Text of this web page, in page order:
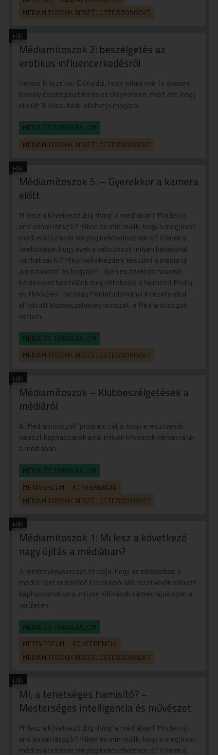
MÉDIAMÍTOSZOK BESZÉLGETÉSSOROZAT
HÍR
Médiamítoszok 2: beszélgetés az
erotikus influencerkedésről
Hevesi Krisztina: Előfordul, hogy valaki már 14 évesen
komoly összegeket keres az OnlyFansen, mert azt, hogy
elmúlt 18 éves, bárki állíthatja magáról.
MÉDIA ÉS TÁRSADALOM
MÉDIAMÍTOSZOK BESZÉLGETÉSSOROZAT
HÍR
Médiamítoszok 5. – Gyerekkor a kamera
előtt
Mi lesz a következő „big thing” a médiában? Minden új,
ami annak látszik? Kiken és min múlik, hogy a megjósolt
médiaváltozások tényleg bekövetkeznek-e? Kiknek a
felelőssége, hogy ezek a változások milyen hatásokat
válthatnak ki? Mikor kell elkezdeni készülni a média új
„korszakaira” és hogyan? – Ilyen és ezekhez hasonló
kérdéseket beszélünk meg kötetlenül a Nemzeti Média-
és Hírközlési Hatóság Médiatudományi Intézete által
elindított klubbeszélgetés-sorozat, a Médiamítoszok
estjein.
MÉDIA ÉS TÁRSADALOM
MÉDIAMÍTOSZOK BESZÉLGETÉSSOROZAT
HÍR
Médiamítoszok – Klubbeszélgetések a
médiáról
A „Médiamítoszok” program célja, hogy a résztvevők
választ kaphassanak arra, milyen kihívások várnak rájuk
a médiában.
MÉDIA ÉS TÁRSADALOM
METAVERZUM
KONFERENCIA
MÉDIAMÍTOSZOK BESZÉLGETÉSSOROZAT
HÍR
Médiamítoszok 1: Mi lesz a következő
nagy újítás a médiában?
A rendezvénysorozat fő célja, hogy az elsősorban a
média iránt érdeklődő fiatalokból álló résztvevők választ
kaphassanak arra, milyen kihívások várnak rájuk ezen a
területen.
MÉDIA ÉS TÁRSADALOM
METAVERZUM
KONFERENCIA
MÉDIAMÍTOSZOK BESZÉLGETÉSSOROZAT
HÍR
MI, a tehetséges hamisító? –
Mesterséges intelligencia és művészet
Mi lesz a következő „big thing” a médiában? Minden új,
ami annak látszik? Kiken és min múlik, hogy a megjósolt
médiaváltozások tényleg bekövetkeznek-e? Kiknek a